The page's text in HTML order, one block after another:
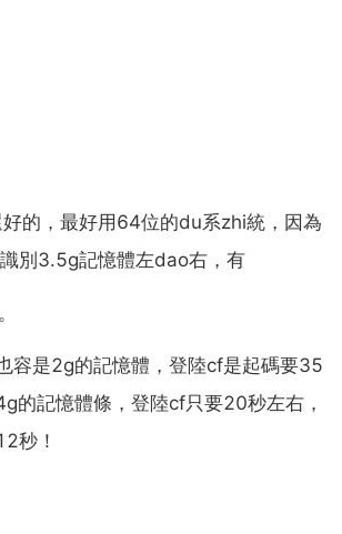
的，最好用64位的du系zhi統，因為
別3.5g記憶體左dao右，有
容是2g的記憶體，登陸cf是起碼要35
的記憶體條，登陸cf只要20秒左右，
秒！